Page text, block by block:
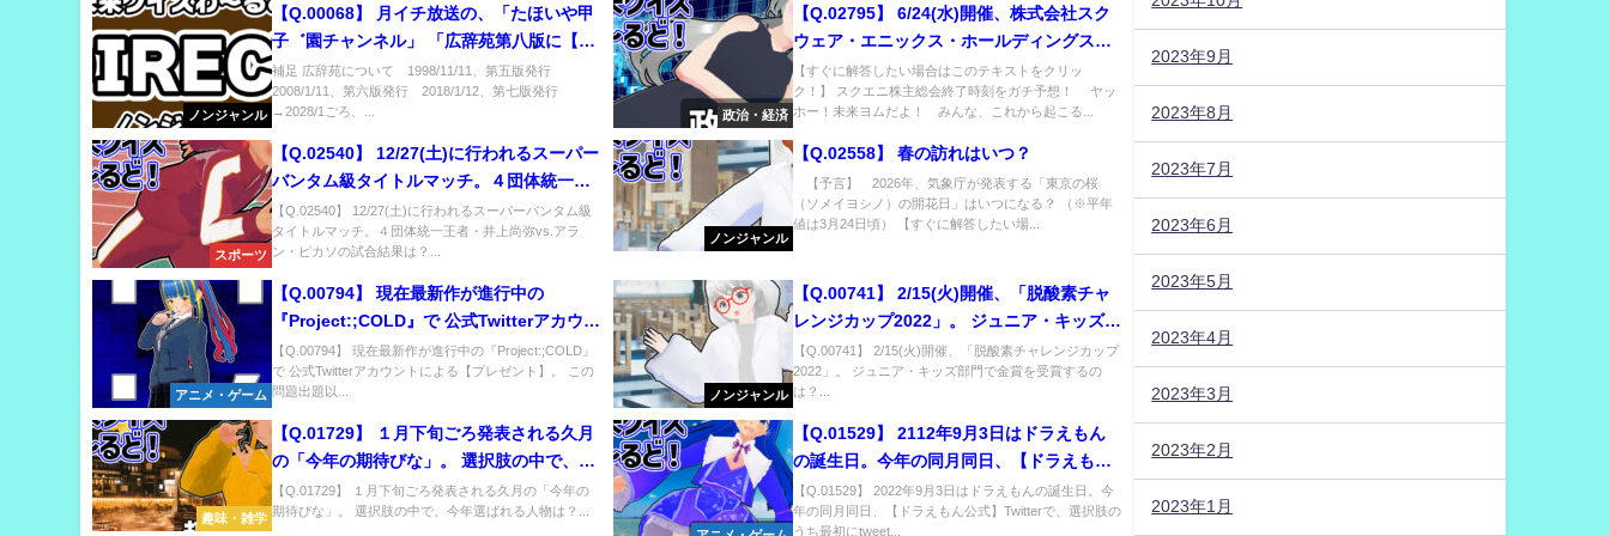
ノンジャンル
【Q.00068】 月イチ放送の、「たほいや甲
子゛園チャンネル」 「広辞苑第八版に【た
ほいや】の項目にゲームについて追記決
定！」 という報告が聞けるのはいつ？
補足 広辞苑について 1998/11/11、第五版発行
2008/1/11、第六版発行 2018/1/12、第七版発行
→2028/1ごろ、...
政治・経済
【Q.02795】 6/24(水)開催、株式会社スク
ウェア・エニックス・ホールディングス定
時株主総会の終了時刻は？
【すぐに解答したい場合はこのテキストをクリッ
ク！】 スクエニ株主総会終了時刻をガチ予想！ ヤッ
ホー！未来ヨムだよ！ みんな、これから起こる...
スポーツ
【Q.02540】 12/27(土)に行われるスーパー
バンタム級タイトルマッチ。４団体統一王
者・井上尚弥vs.アラン・ピカソの試合結果
は？
【Q.02540】 12/27(土)に行われるスーパーバンタム級
タイトルマッチ。４団体統一王者・井上尚弥vs.アラ
ン・ピカソの試合結果は？...
ノンジャンル
【Q.02558】 春の訪れはいつ？
【予言】 2026年、気象庁が発表する「東京の桜
（ソメイヨシノ）の開花日」はいつになる？ （※平年
値は3月24日頃） 【すぐに解答したい場...
アニメ・ゲーム
【Q.00794】 現在最新作が進行中の
『Project:;COLD』で 公式Twitterアカウン
トによる【プレゼント】。 この問題出題以
降、選択肢の中で最初に登場するのは？
【Q.00794】 現在最新作が進行中の『Project:;COLD』
で 公式Twitterアカウントによる【プレゼント】。 この
問題出題以...
ノンジャンル
【Q.00741】 2/15(火)開催、「脱酸素チャ
レンジカップ2022」。 ジュニア・キッズ部
門で金賞を受賞するのは？
【Q.00741】 2/15(火)開催、「脱酸素チャレンジカップ
2022」。 ジュニア・キッズ部門で金賞を受賞するの
は？...
趣味・雑学
【Q.01729】 １月下旬ごろ発表される久月
の「今年の期待びな」。 選択肢の中で、今
年選ばれる人物は？
【Q.01729】 １月下旬ごろ発表される久月の「今年の
期待びな」。 選択肢の中で、今年選ばれる人物は？...
【Q.01529】 2112年9月3日はドラえもん
の誕生日。今年の同月同日、【ドラえもん
公式】Twitterで、選択肢のうち最初に
tweetされる内容は？
【Q.01529】 2022年9月3日はドラえもんの誕生日。今
年の同月同日、【ドラえもん公式】Twitterで、選択肢の
うち最初にtweet...
2023年9月
2023年8月
2023年7月
2023年6月
2023年5月
2023年4月
2023年3月
2023年2月
2023年1月